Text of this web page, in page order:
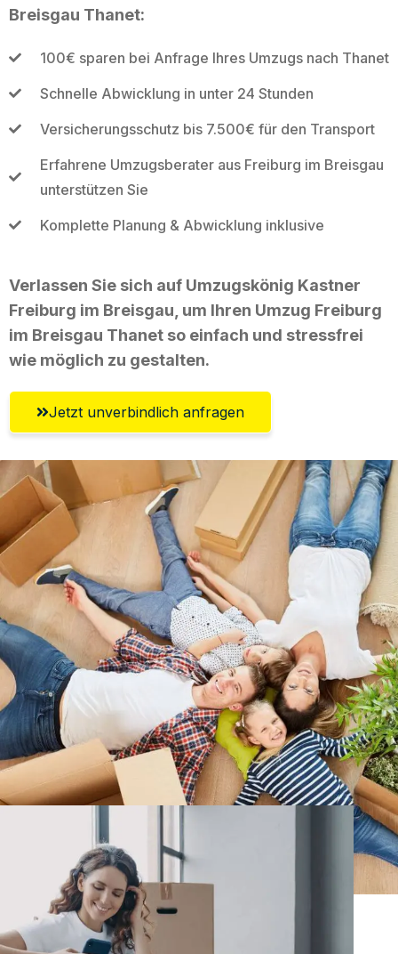
Breisgau Thanet:
100€ sparen bei Anfrage Ihres Umzugs nach Thanet
Schnelle Abwicklung in unter 24 Stunden
Versicherungsschutz bis 7.500€ für den Transport
Erfahrene Umzugsberater aus Freiburg im Breisgau
unterstützen Sie
Komplette Planung & Abwicklung inklusive
Verlassen Sie sich auf Umzugskönig Kastner
Freiburg im Breisgau, um Ihren Umzug Freiburg
im Breisgau Thanet so einfach und stressfrei
wie möglich zu gestalten.
Jetzt unverbindlich anfragen